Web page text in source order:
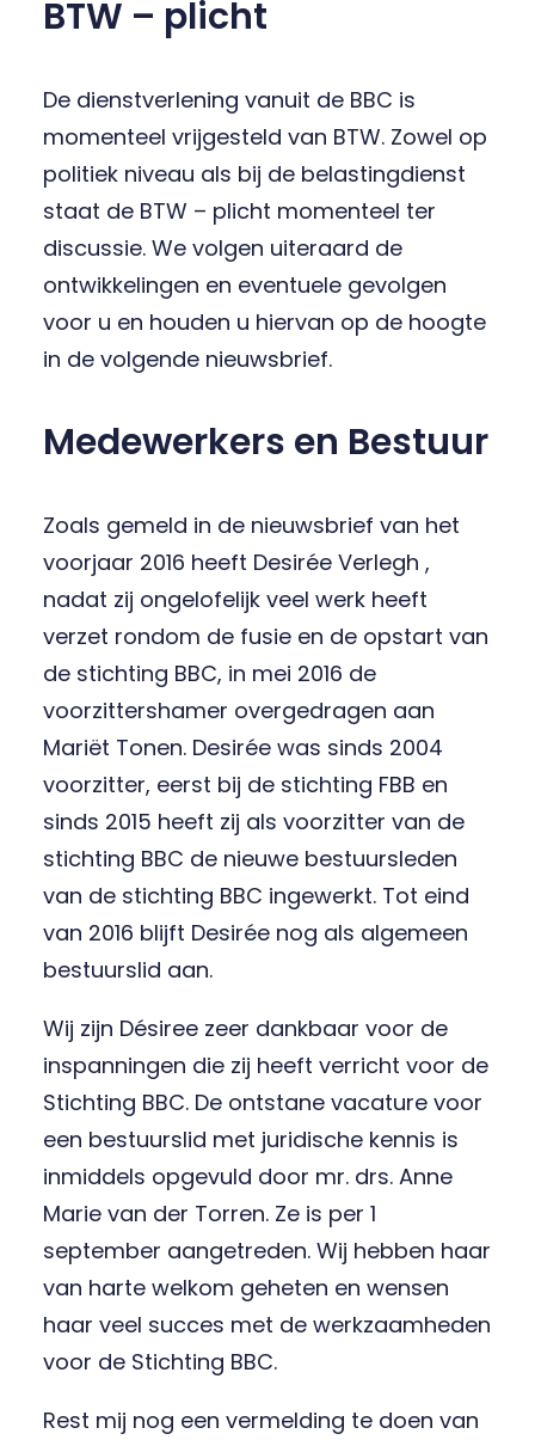
BTW – plicht
De dienstverlening vanuit de BBC is
momenteel vrijgesteld van BTW. Zowel op
politiek niveau als bij de belastingdienst
staat de BTW – plicht momenteel ter
discussie. We volgen uiteraard de
ontwikkelingen en eventuele gevolgen
voor u en houden u hiervan op de hoogte
in de volgende nieuwsbrief.
Medewerkers en Bestuur
Zoals gemeld in de nieuwsbrief van het
voorjaar 2016 heeft Desirée Verlegh ,
nadat zij ongelofelijk veel werk heeft
verzet rondom de fusie en de opstart van
de stichting BBC, in mei 2016 de
voorzittershamer overgedragen aan
Mariët Tonen. Desirée was sinds 2004
voorzitter, eerst bij de stichting FBB en
sinds 2015 heeft zij als voorzitter van de
stichting BBC de nieuwe bestuursleden
van de stichting BBC ingewerkt. Tot eind
van 2016 blijft Desirée nog als algemeen
bestuurslid aan.
Wij zijn Désiree zeer dankbaar voor de
inspanningen die zij heeft verricht voor de
Stichting BBC. De ontstane vacature voor
een bestuurslid met juridische kennis is
inmiddels opgevuld door mr. drs. Anne
Marie van der Torren. Ze is per 1
september aangetreden. Wij hebben haar
van harte welkom geheten en wensen
haar veel succes met de werkzaamheden
voor de Stichting BBC.
Rest mij nog een vermelding te doen van